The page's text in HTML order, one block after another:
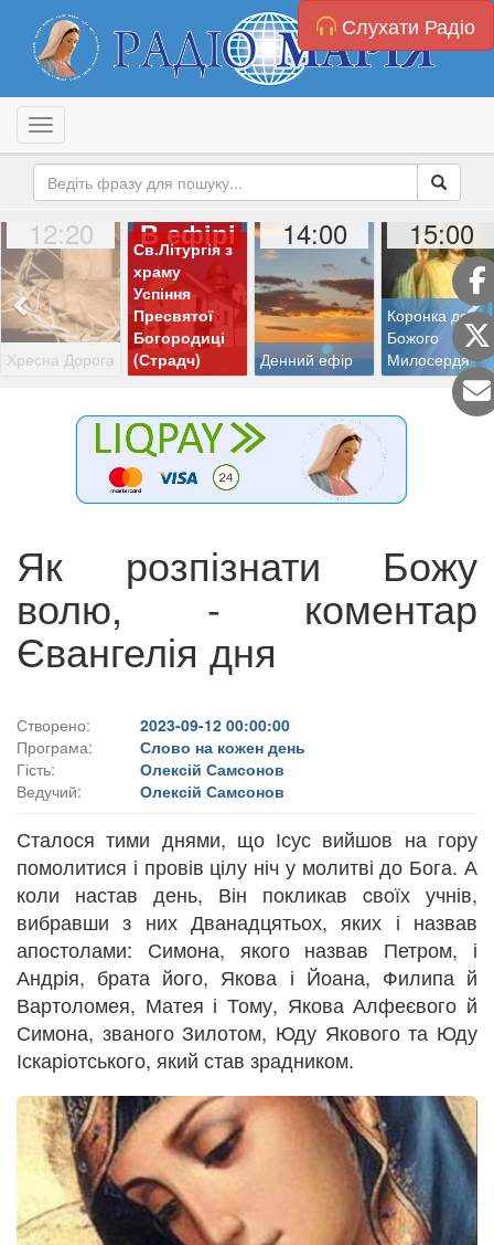
Слухати Радіо
Toggle navigation
12:20
Хресна Дорога
В ефірі
Св.Літургія з
храму
Успіння
Пресвятої
Богородиці
(Страдч)
14:00
Денний ефір
15:00
Коронка до
Божого
Милосердя
Як розпізнати Божу
волю, - коментар
Євангелія дня
Створено:
2023-09-12 00:00:00
Програма:
Слово на кожен день
Гість:
Олексій Самсонов
Ведучий:
Олексій Самсонов
Сталося тими днями, що Ісус вийшов на гору
помолитися і провів цілу ніч у молитві до Бога. А
коли настав день, Він покликав cвоїх учнів,
вибравши з них Дванадцятьох, яких і назвав
апостолами: Симона, якого назвав Петром, і
Андрія, брата його, Якова і Йоана, Филипа й
Вартоломея, Матея і Тому, Якова Алфеєвого й
Симона, званого Зилотом, Юду Якового та Юду
Іскаріотського, який став зрадником.